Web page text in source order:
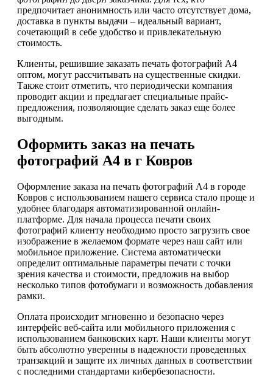
предпочитает анонимность или часто отсутствует дома,
доставка в пункты выдачи – идеальный вариант,
сочетающий в себе удобство и привлекательную
стоимость.
Клиенты, решившие заказать печать фотографий А4
оптом, могут рассчитывать на существенные скидки.
Также стоит отметить, что периодически компания
проводит акции и предлагает специальные прайс-
предложения, позволяющие сделать заказ еще более
выгодным.
Оформить заказ на печать
фотографий А4 в г Ковров
Оформление заказа на печать фотографий А4 в городе
Ковров с использованием нашего сервиса стало проще и
удобнее благодаря автоматизированной онлайн-
платформе. Для начала процесса печати своих
фотографий клиенту необходимо просто загрузить свое
изображение в желаемом формате через наш сайт или
мобильное приложение. Система автоматически
определит оптимальные параметры печати с точки
зрения качества и стоимости, предложив на выбор
несколько типов фотобумаги и возможность добавления
рамки.
Оплата происходит мгновенно и безопасно через
интерфейс веб-сайта или мобильного приложения с
использованием банковских карт. Наши клиенты могут
быть абсолютно уверенны в надежности проведенных
транзакций и защите их личных данных в соответствии
с последними стандартами кибербезопасности.